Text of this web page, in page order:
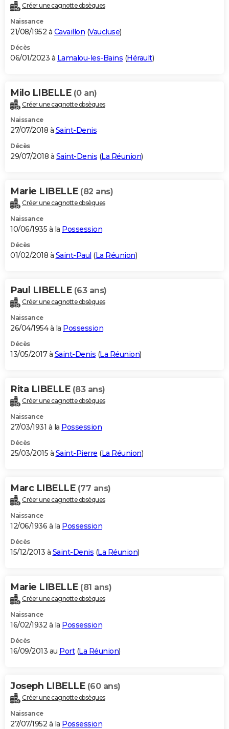
Créer une cagnotte obsèques
Naissance
21/08/1952 à Cavaillon (Vaucluse)
Décès
06/01/2023 à Lamalou-les-Bains (Hérault)
Milo LIBELLE (0 an)
Créer une cagnotte obsèques
Naissance
27/07/2018 à Saint-Denis
Décès
29/07/2018 à Saint-Denis (La Réunion)
Marie LIBELLE (82 ans)
Créer une cagnotte obsèques
Naissance
10/06/1935 à la Possession
Décès
01/02/2018 à Saint-Paul (La Réunion)
Paul LIBELLE (63 ans)
Créer une cagnotte obsèques
Naissance
26/04/1954 à la Possession
Décès
13/05/2017 à Saint-Denis (La Réunion)
Rita LIBELLE (83 ans)
Créer une cagnotte obsèques
Naissance
27/03/1931 à la Possession
Décès
25/03/2015 à Saint-Pierre (La Réunion)
Marc LIBELLE (77 ans)
Créer une cagnotte obsèques
Naissance
12/06/1936 à la Possession
Décès
15/12/2013 à Saint-Denis (La Réunion)
Marie LIBELLE (81 ans)
Créer une cagnotte obsèques
Naissance
16/02/1932 à la Possession
Décès
16/09/2013 au Port(La Réunion)
Joseph LIBELLE (60 ans)
Créer une cagnotte obsèques
Naissance
27/07/1952 à la Possession